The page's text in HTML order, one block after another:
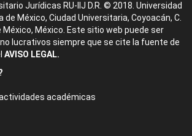
Jurídicas RU-IIJ D.R. © 2018. Universidad
de México, Ciudad Universitaria, Coyoacán, C.
México, México. Este sitio web puede ser
lucrativos siempre que se cite la fuente de
AVISO LEGAL.
académicas